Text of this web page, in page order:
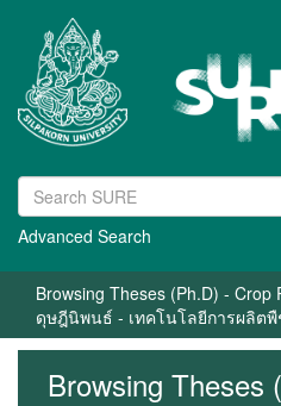
Advanced Search
Browsing Theses (Ph.D) - Crop
ดุษฎีนิพนธ์ - เทคโนโลยีการผลิตพื
Browsing Theses